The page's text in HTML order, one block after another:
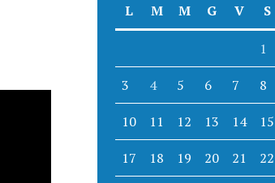
L
M M G V S
1
3 4 5 6 7 8
10 11 12 13 14 15
17 18 19 20 21 22